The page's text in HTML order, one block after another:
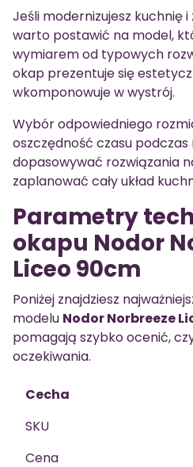
Jeśli modernizujesz kuchnię i
warto postawić na model,
wymiarem od typowych
okap prezentuje się
wkomponowuje w wystrój.
Wybór odpowiedniego
oszczędność czasu podczas
dopasowywać rozwiązania
zaplanować cały układ
Parametry
okapu Nodor
Liceo 90cm
Poniżej znajdziesz
modelu Nodor Norbreeze
pomagają szybko ocenić,
oczekiwania.
Cecha
SKU
Cena